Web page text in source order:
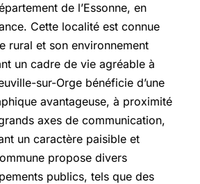
de l’Essonne, en
Cette localité est connue
rural et son environnement
un cadre de vie agréable à
sur-Orge bénéficie d’une
avantageuse, à proximité
axes de communication,
un caractère paisible et
propose divers
publics, tels que des